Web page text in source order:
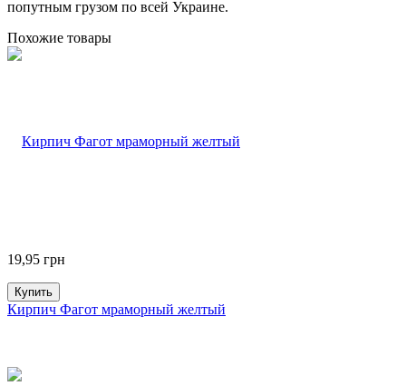
попутным грузом по всей Украине.
Похожие товары
19,95 грн
Купить
Кирпич Фагот мраморный желтый